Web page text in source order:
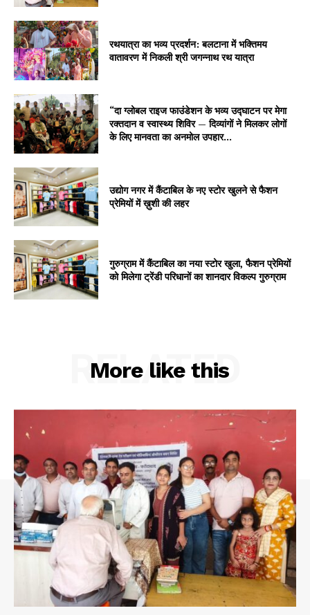
रथयात्रा का भव्य प्रदर्शन: बलटाना में भक्तिमय
वातावरण में निकली श्री जगन्नाथ रथ यात्रा
“दा ग्लोबल राइज फाउंडेशन के भव्य उद्घाटन पर मेगा
रक्तदान व स्वास्थ्य शिविर — दिव्यांगों ने मिलकर लोगों
के लिए मानवता का अनमोल उपहार...
उद्योग नगर में कैंटाबिल के नए स्टोर खुलने से फैशन
प्रेमियों में ख़ुशी की लहर
गुरुग्राम में कैंटाबिल का नया स्टोर खुला, फैशन प्रेमियों
को मिलेगा ट्रेंडी परिधानों का शानदार विकल्प गुरुग्राम
More like this
RELATED